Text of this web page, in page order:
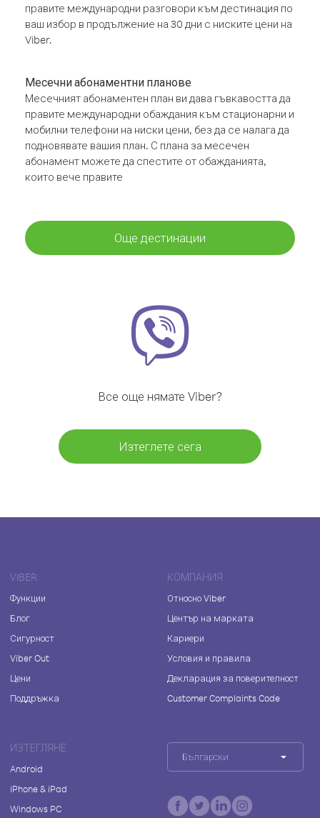
правите международни разговори към дестинация по
ваш избор в продължение на 30 дни с ниските цени на
Viber.
Месечни абонаментни планове
Месечният абонаментен план ви дава гъвкавостта да
правите международни обаждания към стационарни и
мобилни телефони на ниски цени, без да се налага да
подновявате вашия план. С плана за месечен
абонамент можете да спестите от обажданията,
които вече правите
Още дестинации
Все още нямате Viber?
Изтеглете сега
VIBER
Функции
Блог
Сигурност
Viber Out
Цени
Поддръжка
КОМПАНИЯ
Относно Viber
Център на марката
Кариери
Условия и правила
Декларация за поверителност
Customer Complaints Code
ИЗТЕГЛЯНЕ
Android
iPhone & iPad
Windows PC
Български